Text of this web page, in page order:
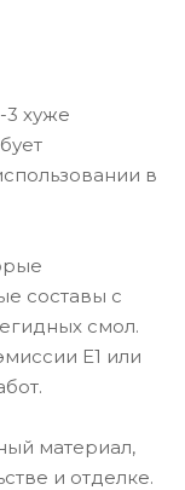
3 хуже
в
составы с
смол.
E1 или
материал,
и отделке.